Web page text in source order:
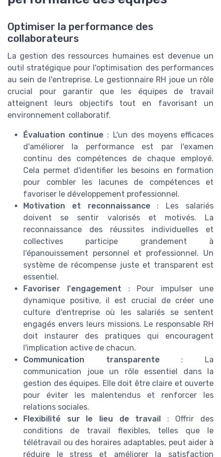
Optimiser la performance des
collaborateurs
La gestion des ressources humaines est devenue un
outil stratégique pour l'optimisation des performances
au sein de l'entreprise. Le gestionnaire RH joue un rôle
crucial pour garantir que les équipes de travail
atteignent leurs objectifs tout en favorisant un
environnement collaboratif.
Évaluation continue : L'un des moyens efficaces
d'améliorer la performance est par l'examen
continu des compétences de chaque employé.
Cela permet d'identifier les besoins en formation
pour combler les lacunes de compétences et
favoriser le développement professionnel.
Motivation et reconnaissance : Les salariés
doivent se sentir valorisés et motivés. La
reconnaissance des réussites individuelles et
collectives participe grandement à
l'épanouissement personnel et professionnel. Un
système de récompense juste et transparent est
essentiel.
Favoriser l'engagement : Pour impulser une
dynamique positive, il est crucial de créer une
culture d'entreprise où les salariés se sentent
engagés envers leurs missions. Le responsable RH
doit instaurer des pratiques qui encouragent
l'implication active de chacun.
Communication transparente : La
communication joue un rôle essentiel dans la
gestion des équipes. Elle doit être claire et ouverte
pour éviter les malentendus et renforcer les
relations sociales.
Flexibilité sur le lieu de travail : Offrir des
conditions de travail flexibles, telles que le
télétravail ou des horaires adaptables, peut aider à
réduire le stress et améliorer la satisfaction